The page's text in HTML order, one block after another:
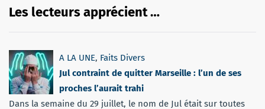
Les lecteurs apprécient …
A LA UNE, Faits Divers
Jul contraint de quitter Marseille : l’un de ses
proches l’aurait trahi
Dans la semaine du 29 juillet, le nom de Jul était sur toutes